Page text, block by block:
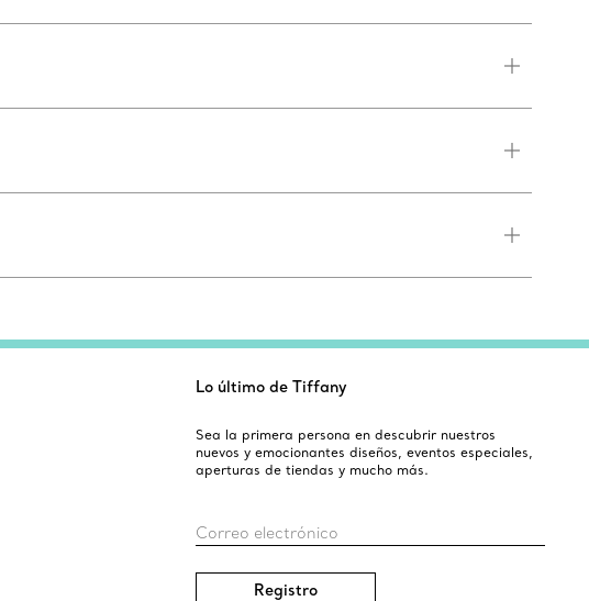
Lo último de Tiffany
Sea la primera persona en descubrir nuestros
nuevos y emocionantes diseños, eventos especiales,
aperturas de tiendas y mucho más.
Correo electrónico
Registro